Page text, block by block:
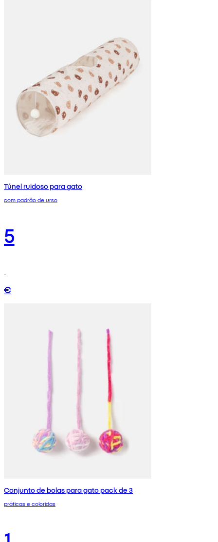
Túnel ruidoso para gato
com padrão de urso
5
€
Conjunto de bolas para gato pack de 3
práticas e coloridas